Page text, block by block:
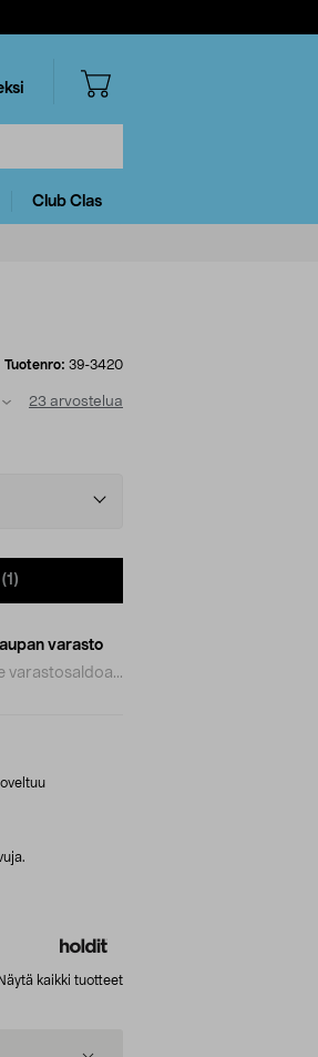
Club Clas
Tuotenro: 39-3420
23 arvostelua
(1)
varasto
varastosaldoa...
Näytä kaikki tuotteet